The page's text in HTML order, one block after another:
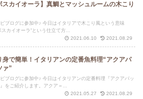
スカイオーラ】真鯛とマッシュルームの木こり
ピブログに参加中♪ 今日はイタリアで木こり風という意味
スカイオーラ”という仕立て方...
2021.06.10
2021.08.29
身で簡単！イタリアンの定番魚料理“アクアパ
ァ”
ブログに参加中♪ 今日はイタリアンの定番料理『アクアパッ
をご紹介します。アクア＝...
2021.05.27
2021.08.29